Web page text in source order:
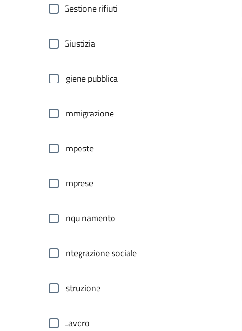
Gestione rifiuti
Giustizia
Igiene pubblica
Immigrazione
Imposte
Imprese
Inquinamento
Integrazione sociale
Istruzione
Lavoro